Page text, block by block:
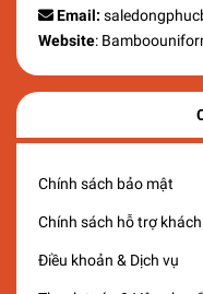
Email:
Website:
Chính sách bảo mật
Chính sách hỗ trợ
Điều khoản & Dịch vụ